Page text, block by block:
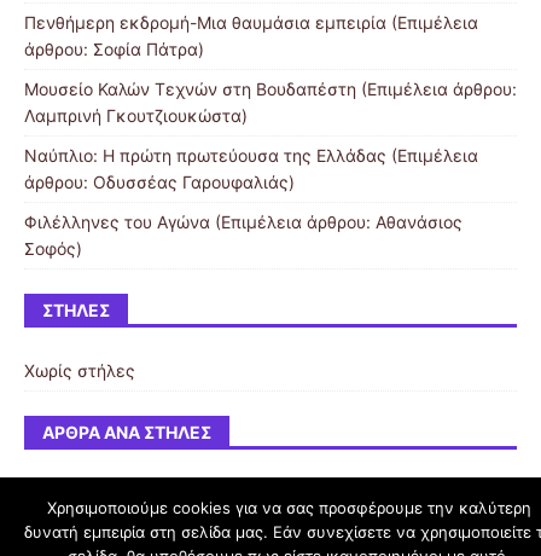
Πενθήμερη εκδρομή-Μια θαυμάσια εμπειρία (Επιμέλεια
άρθρου: Σοφία Πάτρα)
Μουσείο Καλών Τεχνών στη Βουδαπέστη (Επιμέλεια άρθρου:
Λαμπρινή Γκουτζιουκώστα)
Ναύπλιο: Η πρώτη πρωτεύουσα της Ελλάδας (Επιμέλεια
άρθρου: Οδυσσέας Γαρουφαλιάς)
Φιλέλληνες του Αγώνα (Επιμέλεια άρθρου: Αθανάσιος
Σοφός)
ΣΤΉΛΕΣ
Χωρίς στήλες
ΆΡΘΡΑ ΑΝΆ ΣΤΉΛΕΣ
schoolpress.sch.gr
Χρησιμοποιούμε cookies για να σας προσφέρουμε την καλύτερη
δυνατή εμπειρία στη σελίδα μας. Εάν συνεχίσετε να χρησιμοποιείτε